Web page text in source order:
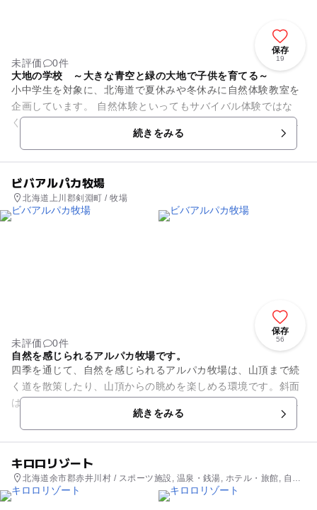
保存
19
未評価
0件
大地の学校 ～大きな青空と緑の大地で子供を育てる～
小中学生を対象に、北海道で夏休みや冬休みに自然体験教室を
企画しています。 自然体験といってもサバイバル体験ではな
く、緑の大地に囲まれた家庭での生活教育をモットーにした場
続きをみる
ビバアルパカ牧場
北海道上川郡剣淵町 / 牧場
保存
56
未評価
0件
自然を感じられるアルパカ牧場です。
四季を通じて、自然を感じられるアルパカ牧場は、山頂まで続
く道を散策したり、山頂からの眺めを楽しめる環境です。斜面
は、アルパカの好きなクローバーや花がいっぱい咲いていま
す。また、嬉しいことにアルパ...
続きをみる
キロロリゾート
北海道余市郡赤井川村 / スポーツ施設, 温泉・銭湯, ホテル・旅館, 自然
体験・アクティビティ